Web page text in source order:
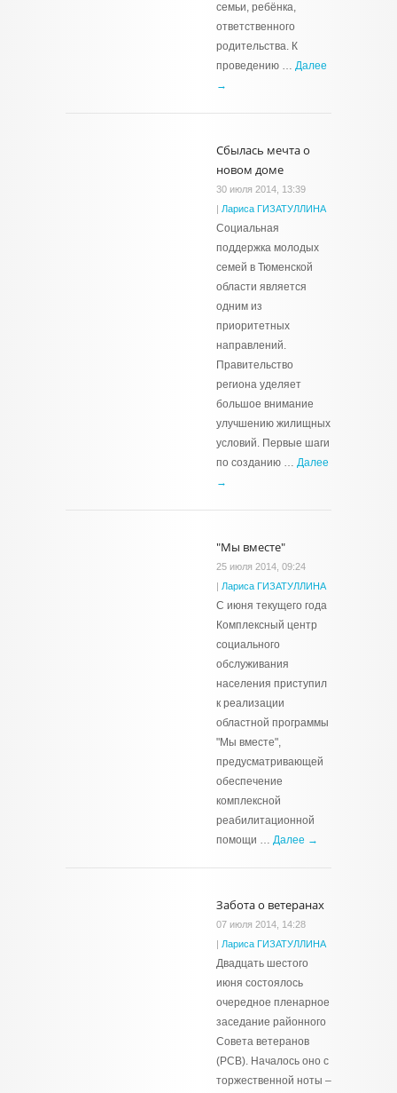
семьи, ребёнка,
ответственного
родительства. К
проведению … Далее
→
Сбылась мечта о
новом доме
30 июля 2014, 13:39
| Лариса ГИЗАТУЛЛИНА
Социальная
поддержка молодых
семей в Тюменской
области является
одним из
приоритетных
направлений.
Правительство
региона уделяет
большое внимание
улучшению жилищных
условий. Первые шаги
по созданию … Далее
→
"Мы вместе"
25 июля 2014, 09:24
| Лариса ГИЗАТУЛЛИНА
С июня текущего года
Комплексный центр
социального
обслуживания
населения приступил
к реализации
областной программы
"Мы вместе",
предусматривающей
обеспечение
комплексной
реабилитационной
помощи … Далее →
Забота о ветеранах
07 июля 2014, 14:28
| Лариса ГИЗАТУЛЛИНА
Двадцать шестого
июня состоялось
очередное пленарное
заседание районного
Совета ветеранов
(РСВ). Началось оно с
торжественной ноты –